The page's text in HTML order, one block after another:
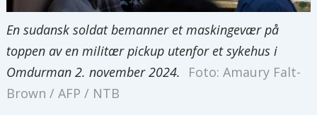
En sudansk soldat bemanner et maskingevær på
toppen av en militær pickup utenfor et sykehus i
Omdurman 2. november 2024.
Foto: Amaury Falt-
Brown / AFP / NTB